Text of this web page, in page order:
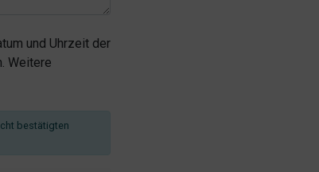
und Uhrzeit der
Weitere
bestätigten